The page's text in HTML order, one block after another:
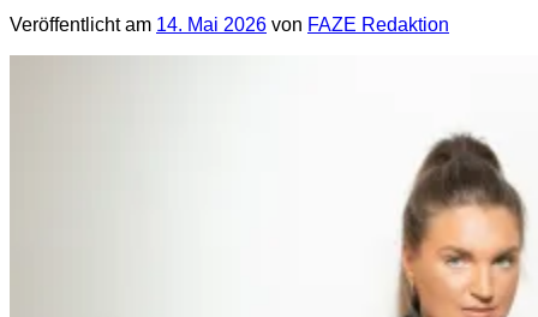
Veröffentlicht am 14. Mai 2026 von FAZE Redaktion